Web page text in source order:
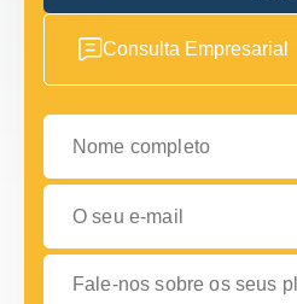
Consulta Empresarial
Nome completo
O seu e-mail
Fale-nos sobre os seus planos